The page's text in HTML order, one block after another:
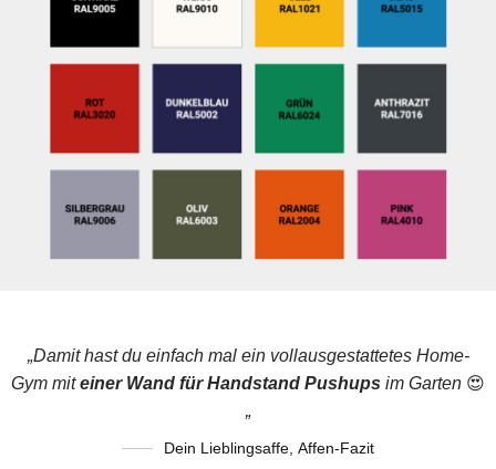
„Damit hast du einfach mal ein vollausgestattetes Home-
Gym miteiner Wand für Handstand Pushups im Garten 😍
„
Dein Lieblingsaffe Affen-Fazit